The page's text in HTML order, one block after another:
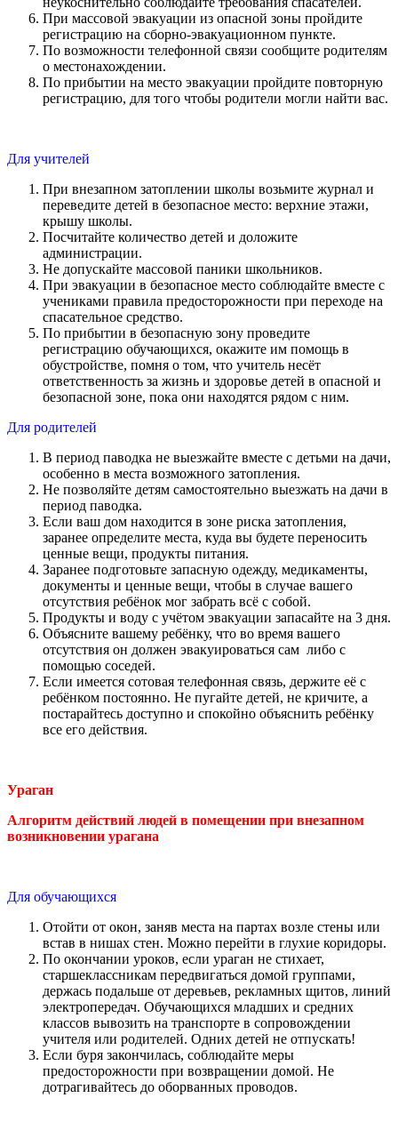
При массовой эвакуации из опасной зоны пройдите
регистрацию на сборно-эвакуационном пункте.
По возможности телефонной связи сообщите родителям
о местонахождении.
По прибытии на место эвакуации пройдите повторную
регистрацию, для того чтобы родители могли найти вас.
Для учителей
При внезапном затоплении школы возьмите журнал и
переведите детей в безопасное место: верхние этажи,
крышу школы.
Посчитайте количество детей и доложите
администрации.
Не допускайте массовой паники школьников.
При эвакуации в безопасное место соблюдайте вместе с
учениками правила предосторожности при переходе на
спасательное средство.
По прибытии в безопасную зону проведите
регистрацию обучающихся, окажите им помощь в
обустройстве, помня о том, что учитель несёт
ответственность за жизнь и здоровье детей в опасной и
безопасной зоне, пока они находятся рядом с ним.
Для родителей
В период паводка не выезжайте вместе с детьми на дачи,
особенно в места возможного затопления.
Не позволяйте детям самостоятельно выезжать на дачи в
период паводка.
Если ваш дом находится в зоне риска затопления,
заранее определите места, куда вы будете переносить
ценные вещи, продукты питания.
Заранее подготовьте запасную одежду, медикаменты,
документы и ценные вещи, чтобы в случае вашего
отсутствия ребёнок мог забрать всё с собой.
Продукты и воду с учётом эвакуации запасайте на 3 дня.
Объясните вашему ребёнку, что во время вашего
отсутствия он должен эвакуироваться сам либо с
помощью соседей.
Если имеется сотовая телефонная связь, держите её с
ребёнком постоянно. Не пугайте детей, не кричите, а
постарайтесь доступно и спокойно объяснить ребёнку
все его действия.
Ураган
Алгоритм действий людей в помещении при внезапном
возникновении урагана
Для обучающихся
Отойти от окон, заняв места на партах возле стены или
встав в нишах стен. Можно перейти в глухие коридоры.
По окончании уроков, если ураган не стихает,
старшеклассникам передвигаться домой группами,
держась подальше от деревьев, рекламных щитов, линий
электропередач. Обучающихся младших и средних
классов вывозить на транспорте в сопровождении
учителя или родителей. Одних детей не отпускать!
Если буря закончилась, соблюдайте меры
предосторожности при возвращении домой. Не
дотрагивайтесь до оборванных проводов.